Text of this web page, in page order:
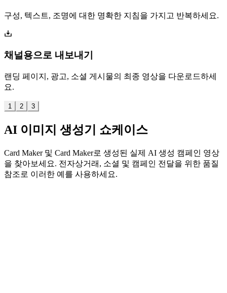
구성, 텍스트, 조명에 대한 명확한 지침을 가지고 반복하세요.
채널용으로 내보내기
랜딩 페이지, 광고, 소셜 게시물의 최종 영상을 다운로드하세
요.
1 2 3
AI 이미지 생성기 쇼케이스
Card Maker 및 Card Maker로 생성된 실제 AI 생성 캠페인 영상
을 찾아보세요. 전자상거래, 소셜 및 캠페인 전달을 위한 품질
참조로 이러한 예를 사용하세요.